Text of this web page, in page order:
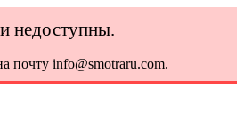
недоступны.
почту info@smotraru.com.